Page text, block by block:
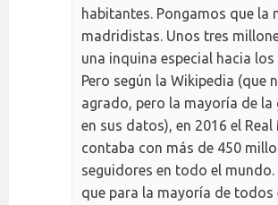
habitantes. Pongamos que la
madridistas. Unos tres
una inquina especial hacia
Pero según la Wikipedia (que
agrado, pero la mayoría de la
en sus datos), en 2016 el Real
contaba con más de 450
seguidores en todo el mundo.
que para la mayoría de todos